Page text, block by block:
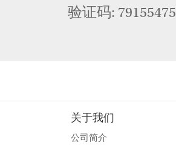
验证码: 79155475
关于我们
公司简介